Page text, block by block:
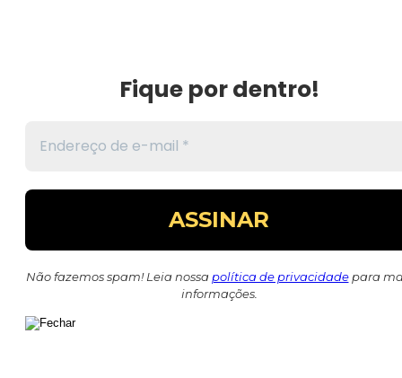
Fique por dentro!
Não fazemos spam! Leia nossapolítica de privacidadepara
informações.